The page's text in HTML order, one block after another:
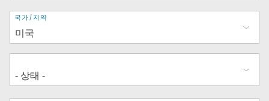
주
소
국가/지역